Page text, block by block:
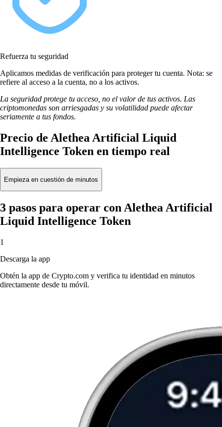
Refuerza tu seguridad
Aplicamos medidas de verificación para proteger tu cuenta. Nota: se
refiere al acceso a la cuenta, no a los activos.
La seguridad protege tu acceso, no el valor de tus activos. Las
criptomonedas son arriesgadas y su volatilidad puede afectar
seriamente a tus fondos.
Precio de Alethea Artificial Liquid
Intelligence Token en tiempo real
Empieza en cuestión de minutos
3 pasos para operar con Alethea Artificial
Liquid Intelligence Token
1
Descarga la app
Obtén la app de Crypto.com y verifica tu identidad en minutos
directamente desde tu móvil.